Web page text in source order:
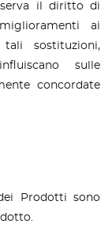
il diritto di
ai
sostituzioni,
sulle
concordate
Prodotti sono